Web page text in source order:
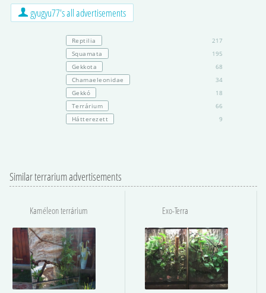
gyugyu77's all advertisements
Reptilia
217
Squamata
195
Gekkota
68
Chamaeleonidae
34
Gekkó
18
Terrárium
66
Hátterezett
9
Similar terrarium advertisements
Kaméleon terrárium Exo-Terra